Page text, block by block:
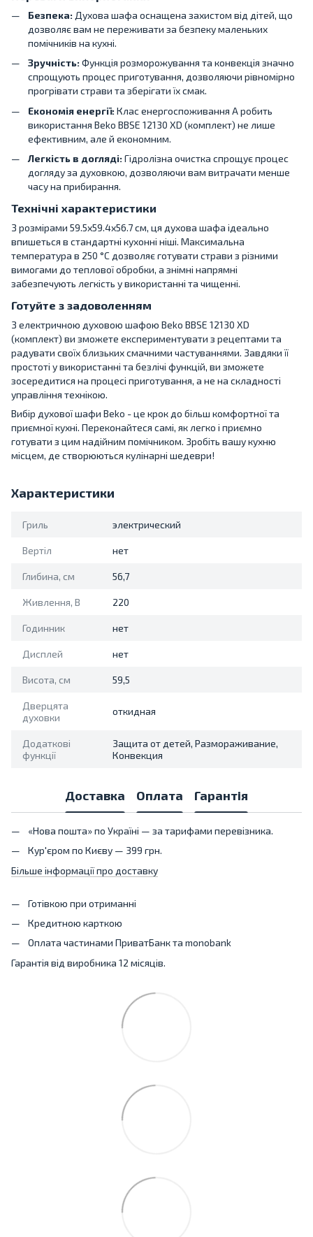
Безпека: Духова шафа оснащена захистом від дітей, що
дозволяє вам не переживати за безпеку маленьких
помічників на кухні.
Зручність: Функція розморожування та конвекція значно
спрощують процес приготування, дозволяючи рівномірно
прогрівати страви та зберігати їх смак.
Економія енергії: Клас енергоспоживання A робить
використання Beko BBSE 12130 XD (комплект) не лише
ефективним, але й економним.
Легкість в догляді: Гідролізна очистка спрощує процес
догляду за духовкою, дозволяючи вам витрачати менше
часу на прибирання.
Технічні характеристики
З розмірами 59.5х59.4х56.7 см, ця духова шафа ідеально
впишеться в стандартні кухонні ніші. Максимальна
температура в 250 °C дозволяє готувати страви з різними
вимогами до теплової обробки, а знімні напрямні
забезпечують легкість у використанні та чищенні.
Готуйте з задоволенням
З електричною духовою шафою Beko BBSE 12130 XD
(комплект) ви зможете експериментувати з рецептами та
радувати своїх близьких смачними частуваннями. Завдяки її
простоті у використанні та безлічі функцій, ви зможете
зосередитися на процесі приготування, а не на складності
управління технікою.
Вибір духової шафи Beko - це крок до більш комфортної та
приємної кухні. Переконайтеся самі, як легко і приємно
готувати з цим надійним помічником. Зробіть вашу кухню
місцем, де створюються кулінарні шедеври!
Характеристики
Гриль электрический
Вертіл нет
Глибина, см 56,7
Живлення, В 220
Годинник нет
Дисплей нет
Висота, см 59,5
Дверцята
духовки
откидная
Додаткові
функції
Защита от детей, Размораживание,
Конвекция
Доставка Оплата Гарантія
«Нова пошта» по Україні — за тарифами перевізника.
Кур'єром по Києву — 399 грн.
Більше інформації про доставку
Готівкою при отриманні
Кредитною карткою
Оплата частинами ПриватБанк та monobank
Гарантія від виробника 12 місяців.